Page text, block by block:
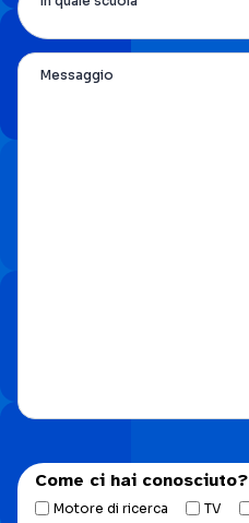
Messaggio
Come ci hai conosciuto?
Motore di ricerca TV